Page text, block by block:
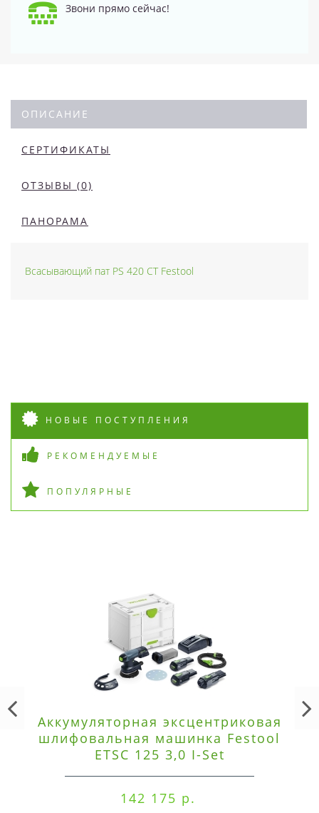
Звони прямо сейчас!
ОПИСАНИЕ
СЕРТИФИКАТЫ
ОТЗЫВЫ (0)
ПАНОРАМА
Всасывающий пат PS 420 CT Festool
НОВЫЕ ПОСТУПЛЕНИЯ
РЕКОМЕНДУЕМЫЕ
ПОПУЛЯРНЫЕ
Аккумуляторная эксцентриковая
шлифовальная машинка Festool
ETSC 125 3,0 I-Set
142 175 р.